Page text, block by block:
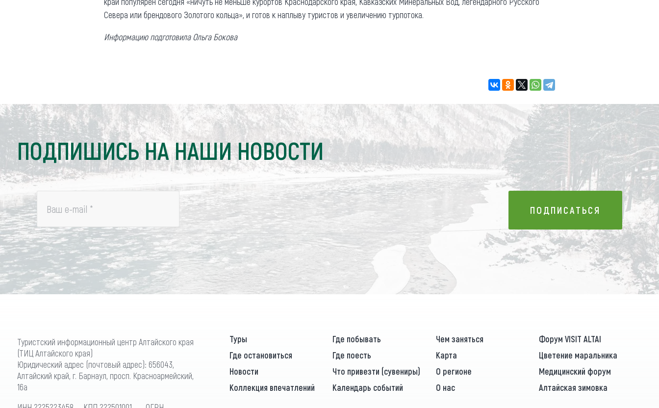
Севера или брендового Золотого кольца», и готов к наплыву туристов и увеличению турпотока.
Информацию подготовила Ольга Бокова
ПОДПИШИСЬ НА НАШИ НОВОСТИ
Ваш e-mail * ПОДПИСАТЬСЯ
ПОДПИСАТЬСЯ
Туристский информационный центр Алтайского края
(ТИЦ Алтайского края)
Юридический адрес (почтовый адрес): 656043,
Алтайский край, г. Барнаул, просп. Красноармейский,
16а
Туры Где побывать Чем заняться
Форум VISIT ALTAI
Где остановиться
Где поесть Карта
Цветение маральника
Новости
Что привезти (сувениры) О регионе
Медицинский форум
Коллекция впечатлений
Календарь событий О нас Алтайская зимовка